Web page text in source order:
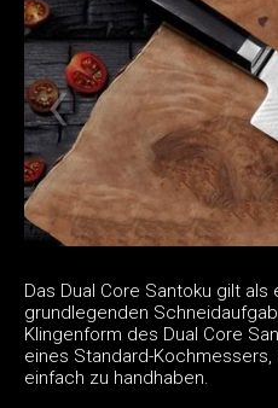
Das Dual Core Santoku gilt als
grundlegenden
Klingenform des Dual Core
eines Standard-
einfach zu handhaben.